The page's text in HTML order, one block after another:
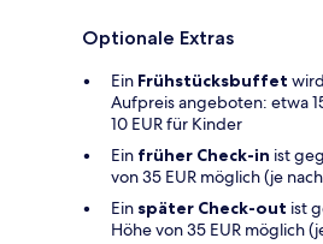
Optionale Extras
Ein Frühstücksbuffet
Aufpreis angeboten: etwa
10 EUR für Kinder
Ein früher Check-in ist
von 35 EUR möglich (je
Ein später Check-out ist
Höhe von 35 EUR möglich